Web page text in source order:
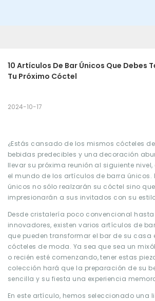
10 Artículos De Bar Únicos Que Debes
Tu Próximo Cóctel
2024-10-17
¿Estás cansado de los mismos cócteles
bebidas predecibles y una decoración
llevar su próxima reunión al siguiente
el mundo de los artículos de barra únicos.
únicos no sólo realzarán su cóctel sino
impresionarán a sus invitados con su
Desde cristalería poco convencional
innovadores, existen varios artículos de
que pueden transformar el bar de su casa
cócteles de moda. Ya sea que sea un
o recién esté comenzando, tener estas
colección hará que la preparación de su
sencilla y su fiesta una experiencia
En este artículo, hemos seleccionado una